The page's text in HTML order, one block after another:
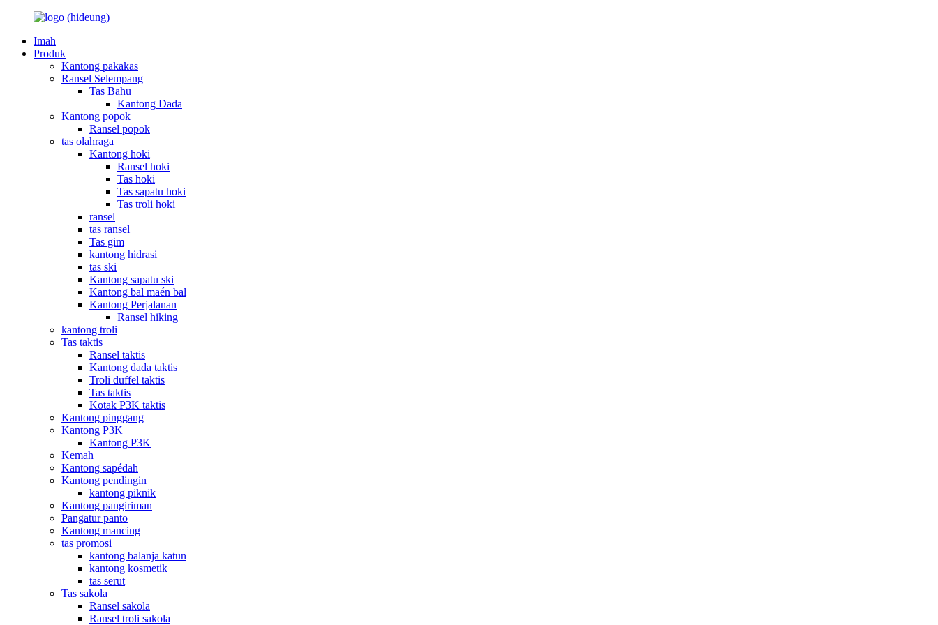
Imah
Produk
Kantong pakakas
Ransel Selempang
Tas Bahu
Kantong Dada
Kantong popok
Ransel popok
tas olahraga
Kantong hoki
Ransel hoki
Tas hoki
Tas sapatu hoki
Tas troli hoki
ransel
tas ransel
Tas gim
kantong hidrasi
tas ski
Kantong sapatu ski
Kantong bal maén bal
Kantong Perjalanan
Ransel hiking
kantong troli
Tas taktis
Ransel taktis
Kantong dada taktis
Troli duffel taktis
Tas taktis
Kotak P3K taktis
Kantong pinggang
Kantong P3K
Kantong P3K
Kemah
Kantong sapédah
Kantong pendingin
kantong piknik
Kantong pangiriman
Pangatur panto
Kantong mancing
tas promosi
kantong balanja katun
kantong kosmetik
tas serut
Tas sakola
Ransel sakola
Ransel troli sakola